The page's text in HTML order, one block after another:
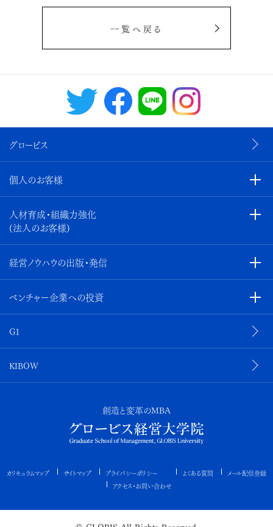
一覧へ戻る
グロービス
個人のお客様
人材育成・組織力強化
(法人のお客様)
経営ノウハウの出版・発信
ベンチャー企業への投資
G1
KIBOW
創造と変革のMBA
カリキュラムマップ サイトマップ プライバシーポリシー よくある質問
メール配信登録
アクセス・お問い合わせ